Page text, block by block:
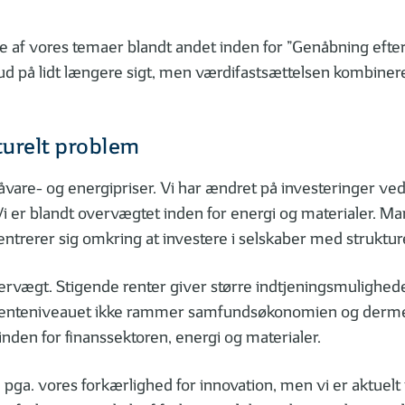
vores temaer blandt andet inden for ”Genåbning efter
på lidt længere sigt, men værdifastsættelsen
problem
og energipriser. Vi har ændret på investeringer
er blandt overvægtet inden for energi og materialer.
sig omkring at investere i selskaber med
Stigende renter giver større
ikke rammer samfundsøkonomien og
for finanssektoren, energi og materialer.
vores forkærlighed for innovation, men vi er